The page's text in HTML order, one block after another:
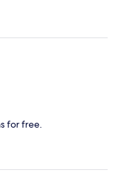
for free.